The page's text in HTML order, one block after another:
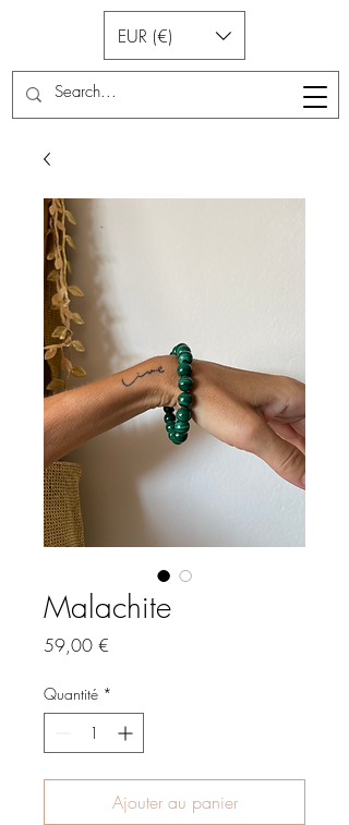
EUR (€)
Malachite
59,00 €
Quantité *
Ajouter au panier